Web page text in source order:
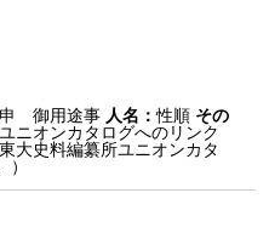
御用途事 人名：性順 その
ニオンカタログへのリンク
東大史料編纂所ユニオンカタ